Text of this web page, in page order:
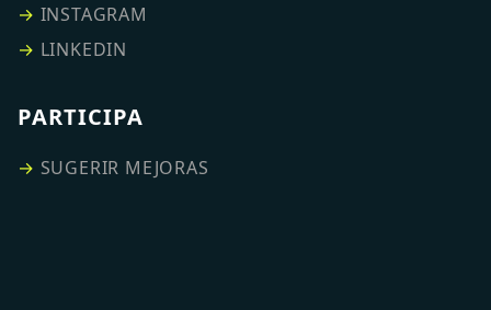
→ INSTAGRAM
→ LINKEDIN
PARTICIPA
→ SUGERIR MEJORAS